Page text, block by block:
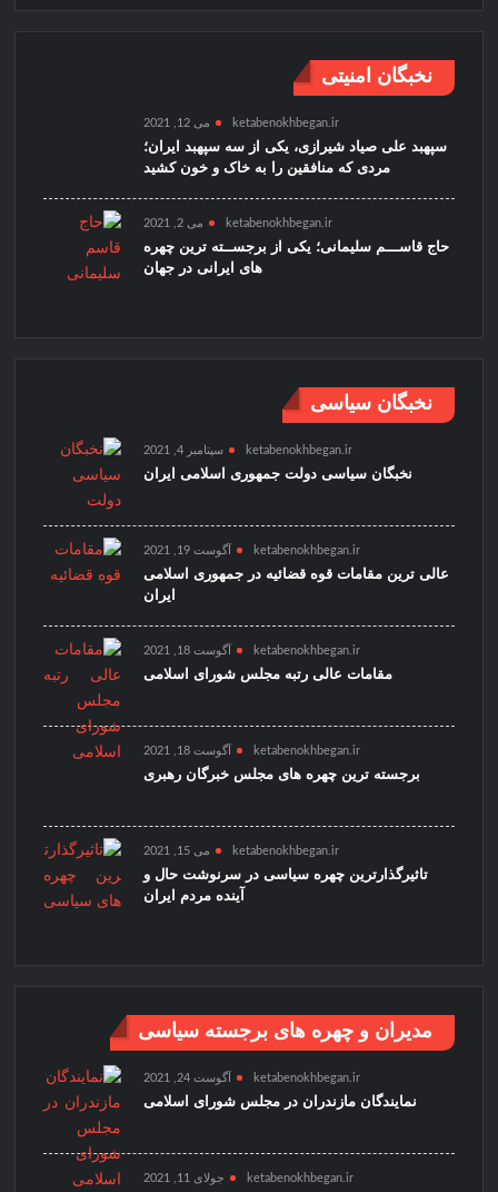
نخبگان امنیتی
ketabenokhbegan.ir می 12, 2021
سپهبد علی صیاد شیرازی، یکی از سه سپهبد ایران؛
مردی که منافقین را به خاک و خون کشید
ketabenokhbegan.ir می 2, 2021
حاج قاســـم سلیمانی؛ یکی از برجســته ترین چهره
های ایرانی در جهان
نخبگان سیاسی
ketabenokhbegan.ir سپتامبر 4, 2021
نخبگان سیاسی دولت جمهوری اسلامی ایران
ketabenokhbegan.ir آگوست 19, 2021
عالی ترین مقامات قوه قضائیه در جمهوری اسلامی
ایران
ketabenokhbegan.ir آگوست 18, 2021
مقامات عالی رتبه مجلس شورای اسلامی
ketabenokhbegan.ir آگوست 18, 2021
برجسته ترین چهره های مجلس خبرگان رهبری
ketabenokhbegan.ir می 15, 2021
تاثیرگذارترین چهره سیاسی در سرنوشت حال و
آینده مردم ایران
مدیران و چهره های برجسته سیاسی
ketabenokhbegan.ir آگوست 24, 2021
نمایندگان مازندران در مجلس شورای اسلامی
ketabenokhbegan.ir جولای 11, 2021